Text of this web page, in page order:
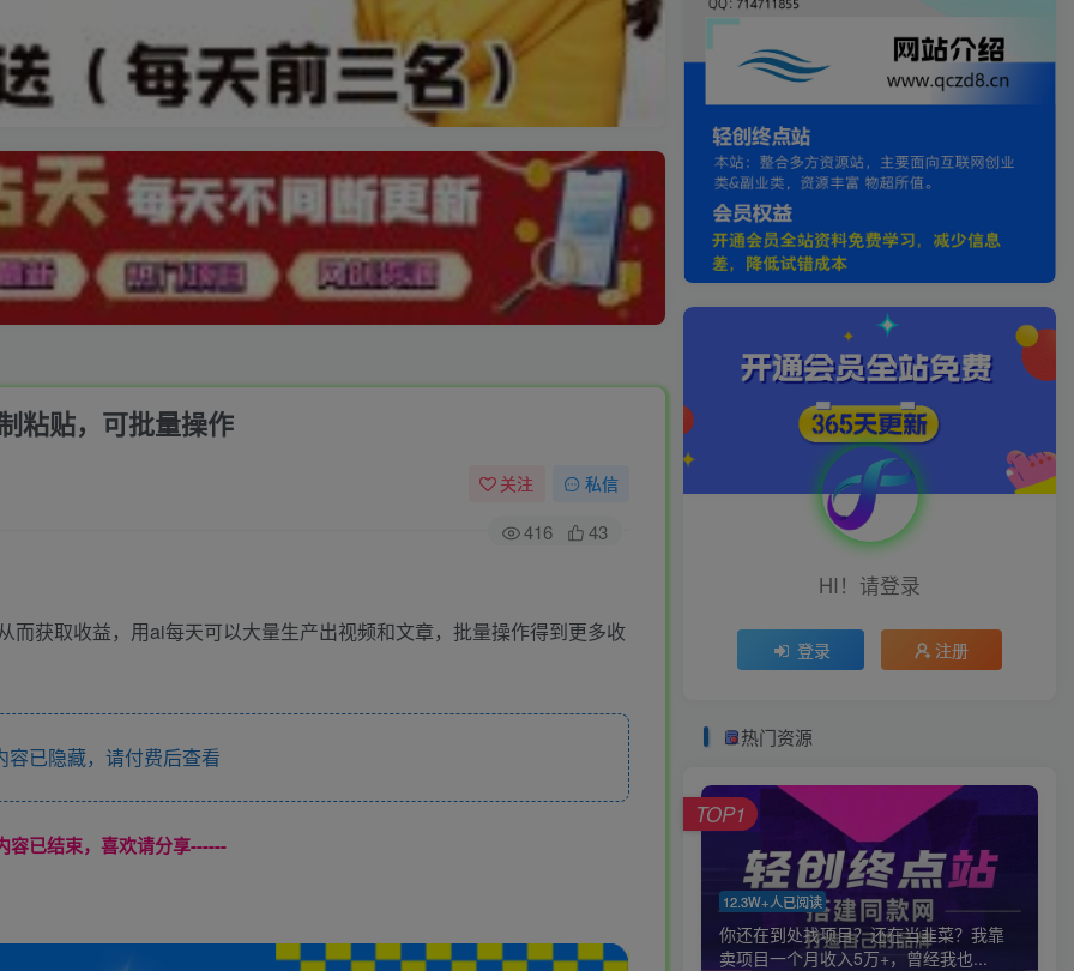
粘贴，可批量操作
关注 私信
416 43
获取收益，用ai每天可以大量生产出视频和文章，批量操作得到更多收
已隐藏，请付费后查看
容已结束，喜欢请分享------
HI！请登录
登录 注册
热门资源
12.3W+人已阅读
你还在到处找项目？还在当韭菜？我靠
卖项目一个月收入5万+，曾经我也...
TOP1